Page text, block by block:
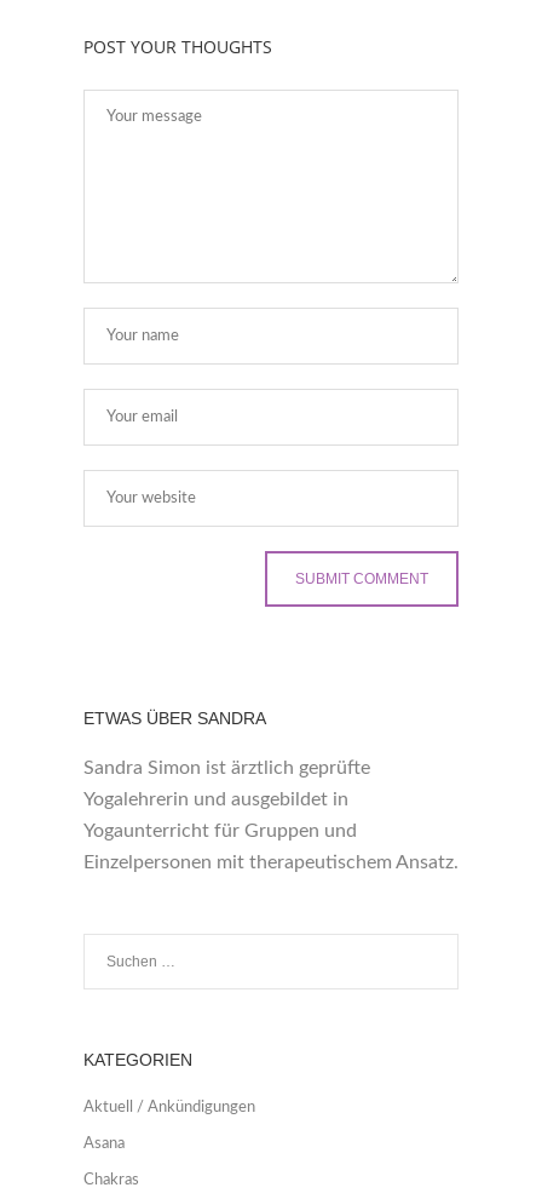
POST YOUR THOUGHTS
ETWAS ÜBER SANDRA
Sandra Simon ist ärztlich geprüfte
Yogalehrerin und ausgebildet in
Yogaunterricht für Gruppen und
Einzelpersonen mit therapeutischem Ansatz.
KATEGORIEN
Aktuell / Ankündigungen
Asana
Chakras